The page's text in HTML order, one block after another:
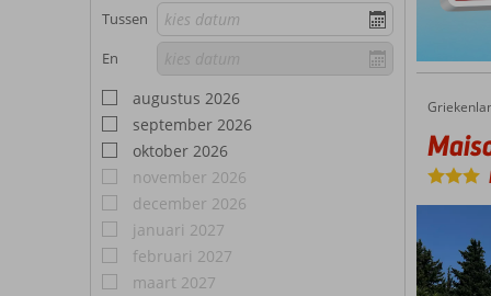
Tussen
En
augustus 2026
september 2026
oktober 2026
november 2026
december 2026
januari 2027
februari 2027
maart 2027
Home
Maison